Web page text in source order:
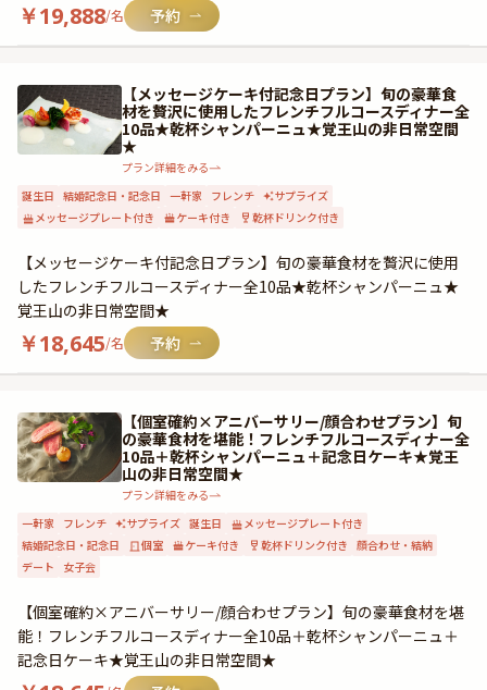
￥19,888/名
【メッセージケーキ付記念日プラン】旬の豪華食
材を贅沢に使用したフレンチフルコースディナー全
10品★乾杯シャンパーニュ★覚王山の非日常空間
★
プラン詳細をみる
誕生日 結婚記念日・記念日 一軒家 フレンチ
サプライズ
メッセージプレート付き
ケーキ付き 乾杯ドリンク付き
【メッセージケーキ付記念日プラン】旬の豪華食材を贅沢に使用
したフレンチフルコースディナー全10品★乾杯シャンパーニュ★
覚王山の非日常空間★
￥18,645/名
【個室確約×アニバーサリー/顔合わせプラン】旬
の豪華食材を堪能！フレンチフルコースディナー全
10品＋乾杯シャンパーニュ＋記念日ケーキ★覚王
山の非日常空間★
プラン詳細をみる
一軒家 フレンチ サプライズ 誕生日
メッセージプレート付き
結婚記念日・記念日
個室 ケーキ付き 乾杯ドリンク付き 顔合わせ・結納
デート
女子会
【個室確約×アニバーサリー/顔合わせプラン】旬の豪華食材を堪
能！フレンチフルコースディナー全10品＋乾杯シャンパーニュ＋
記念日ケーキ★覚王山の非日常空間★